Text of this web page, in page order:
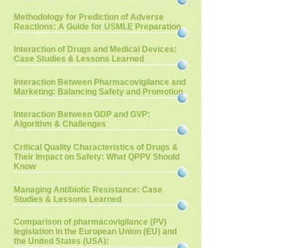
Methodology for Prediction of Adverse
Reactions: A Guide for USMLE Preparation
Interaction of Drugs and Medical Devices:
Case Studies & Lessons Learned
Interaction Between Pharmacovigilance and
Marketing: Balancing Safety and Promotion
Interaction Between GDP and GVP:
Algorithm & Challenges
Critical Quality Characteristics of Drugs &
Their Impact on Safety: What QPPV Should
Know
Managing Antibiotic Resistance: Case
Studies & Lessons Learned
Comparison of pharmacovigilance (PV)
legislation in the European Union (EU) and
the United States (USA):